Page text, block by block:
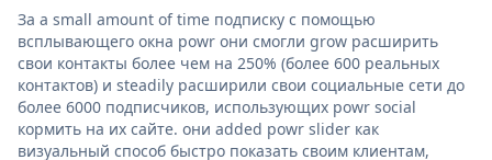
За a small amount of time подписку с помощью
всплывающего окна powr они смогли grow расширить
свои контакты более чем на 250% (более 600 реальных
контактов) и steadily расширили свои социальные сети до
более 6000 подписчиков, использующих powr social
кормить на их сайте. они added powr slider как
визуальный способ быстро показать своим клиентам,